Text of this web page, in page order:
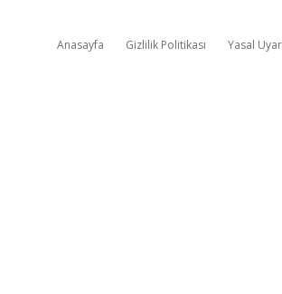
Anasayfa Gizlilik Politikası Yasal